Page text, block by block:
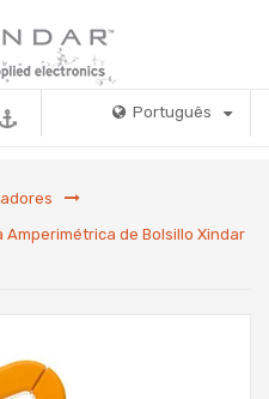
Português
Amperimétrica de Bolsillo Xindar